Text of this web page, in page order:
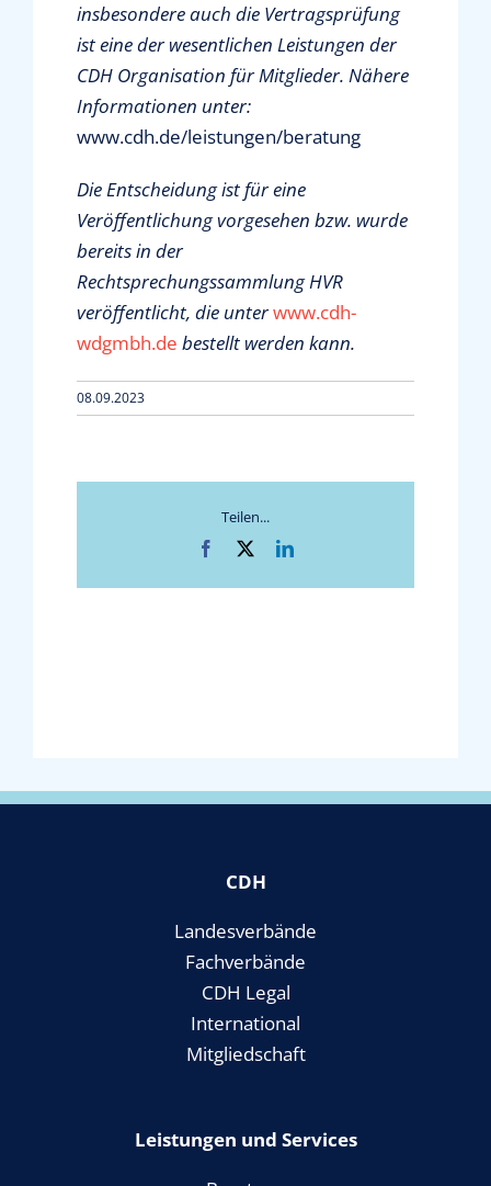
insbesondere auch die Vertragsprüfung
ist eine der wesentlichen Leistungen der
CDH Organisation für Mitglieder. Nähere
Informationen unter:
www.cdh.de/leistungen/beratung
Die Entscheidung ist für eine
Veröffentlichung vorgesehen bzw. wurde
bereits in der
Rechtsprechungssammlung HVR
veröffentlicht, die unterwww.cdh-
wdgmbh.de bestellt werden kann.
08.09.2023
Teilen...
Facebook LinkedIn
CDH
Landesverbände
Fachverbände
CDH Legal
International
Mitgliedschaft
Leistungen und Services